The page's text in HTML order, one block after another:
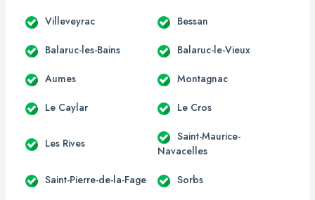
Villeveyrac Bessan
Balaruc-les-Bains Balaruc-le-Vieux
Aumes Montagnac
Le Caylar Le Cros
Les Rives
Saint-Maurice-
Navacelles
Saint-Pierre-de-la-Fage Sorbs